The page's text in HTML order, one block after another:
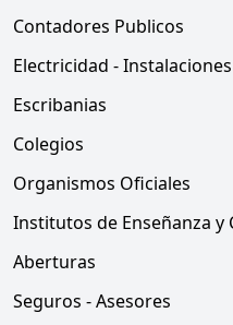
Contadores Publicos
Electricidad - Instalaciones
Escribanias
Colegios
Organismos Oficiales
Institutos de Enseñanza y
Aberturas
Seguros - Asesores